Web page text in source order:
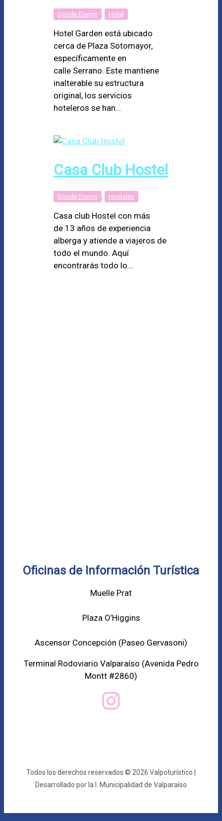
Dónde Dormir Hotel
Hotel Garden está ubicado
cerca de Plaza Sotomayor,
específicamente en
calle Serrano. Este mantiene
inalterable su estructura
original, los servicios
hoteleros se han…
Casa Club Hostel
Dónde Dormir Hostales
Casa club Hostel con más
de 13 años de experiencia
alberga y atiende a viajeros de
todo el mundo. Aquí
encontrarás todo lo…
Oficinas de Información Turística
Muelle Prat
Plaza O’Higgins
Ascensor Concepción (Paseo Gervasoni)
Terminal Rodoviario Valparaíso (Avenida Pedro
Montt #2860)
Todos los derechos reservados © 2026 Valpoturístico |
Desarrollado por la I. Municipalidad de Valparaíso